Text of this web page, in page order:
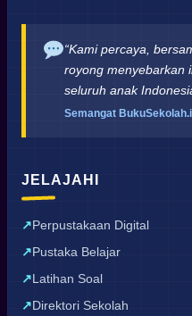
“Kami percaya,
royong menyebarkan
seluruh anak
Semangat
JELAJAHI
Perpustakaan Digital
Pustaka Belajar
Latihan Soal
Direktori Sekolah